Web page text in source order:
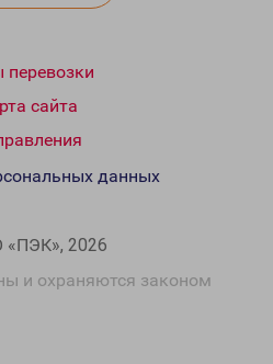
перевозки
сайта
2026
и охраняются законом
данных